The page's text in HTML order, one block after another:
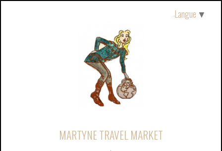
MARTYNE TRAVEL MARKET
Langue ▼
Panneau de gestion des cookies